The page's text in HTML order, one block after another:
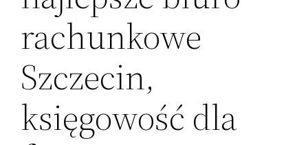
rachunkowe
Szczecin,
księgowość dla